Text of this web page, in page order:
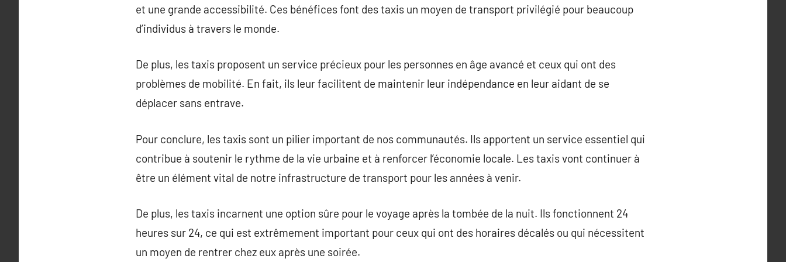
et une grande accessibilité. Ces bénéfices font des taxis un moyen de transport privilégié pour beaucoup
d’individus à travers le monde.
De plus, les taxis proposent un service précieux pour les personnes en âge avancé et ceux qui ont des
problèmes de mobilité. En fait, ils leur facilitent de maintenir leur indépendance en leur aidant de se
déplacer sans entrave.
Pour conclure, les taxis sont un pilier important de nos communautés. Ils apportent un service essentiel qui
contribue à soutenir le rythme de la vie urbaine et à renforcer l’économie locale. Les taxis vont continuer à
être un élément vital de notre infrastructure de transport pour les années à venir.
De plus, les taxis incarnent une option sûre pour le voyage après la tombée de la nuit. Ils fonctionnent 24
heures sur 24, ce qui est extrêmement important pour ceux qui ont des horaires décalés ou qui nécessitent
un moyen de rentrer chez eux après une soirée.